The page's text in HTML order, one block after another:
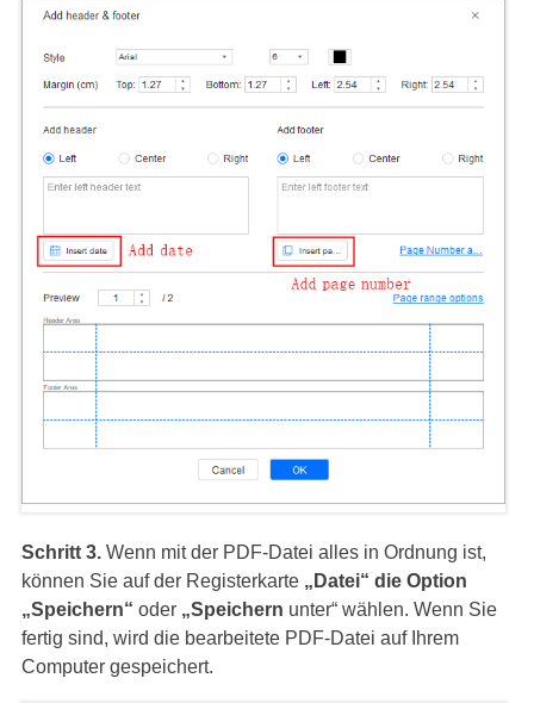
Schritt 3.Wenn mit der PDF-Datei alles in Ordnung ist,
können Sie auf der Registerkarte „Datei“ die Option
„Speichern“ oder „Speichern unter“ wählen. Wenn Sie
fertig sind, wird die bearbeitete PDF-Datei auf Ihrem
Computer gespeichert.